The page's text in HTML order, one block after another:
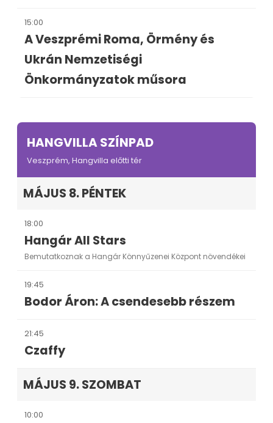
15:00
A Veszprémi Roma, Örmény és
Ukrán Nemzetiségi
Önkormányzatok műsora
HANGVILLA SZÍNPAD
Veszprém, Hangvilla előtti tér
MÁJUS 8. PÉNTEK
18:00
Hangár All Stars
Bemutatkoznak a Hangár Könnyűzenei Központ növendékei
19:45
Bodor Áron: A csendesebb részem
21:45
Czaffy
MÁJUS 9. SZOMBAT
10:00